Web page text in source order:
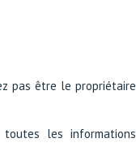
pas être le propriétaire
les informations